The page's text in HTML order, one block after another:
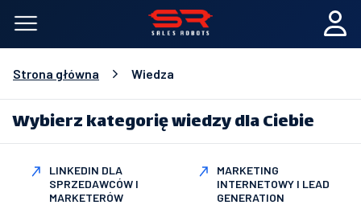
Strona główna Wiedza
Wybierz kategorię wiedzy dla Ciebie
LINKEDIN DLA
SPRZEDAWCÓW I
MARKETERÓW
MARKETING
INTERNETOWY I LEAD
GENERATION